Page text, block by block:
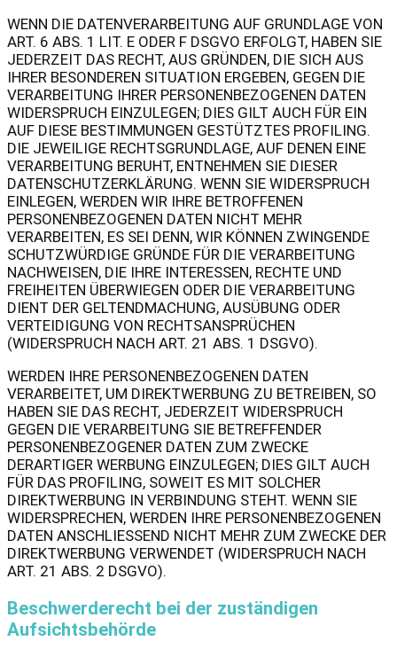
WENN DIE DATENVERARBEITUNG AUF GRUNDLAGE VON
ART. 6 ABS. 1 LIT. E ODER F DSGVO ERFOLGT, HABEN SIE
JEDERZEIT DAS RECHT, AUS GRÜNDEN, DIE SICH AUS
IHRER BESONDEREN SITUATION ERGEBEN, GEGEN DIE
VERARBEITUNG IHRER PERSONENBEZOGENEN DATEN
WIDERSPRUCH EINZULEGEN; DIES GILT AUCH FÜR EIN
AUF DIESE BESTIMMUNGEN GESTÜTZTES PROFILING.
DIE JEWEILIGE RECHTSGRUNDLAGE, AUF DENEN EINE
VERARBEITUNG BERUHT, ENTNEHMEN SIE DIESER
DATENSCHUTZERKLÄRUNG. WENN SIE WIDERSPRUCH
EINLEGEN, WERDEN WIR IHRE BETROFFENEN
PERSONENBEZOGENEN DATEN NICHT MEHR
VERARBEITEN, ES SEI DENN, WIR KÖNNEN ZWINGENDE
SCHUTZWÜRDIGE GRÜNDE FÜR DIE VERARBEITUNG
NACHWEISEN, DIE IHRE INTERESSEN, RECHTE UND
FREIHEITEN ÜBERWIEGEN ODER DIE VERARBEITUNG
DIENT DER GELTENDMACHUNG, AUSÜBUNG ODER
VERTEIDIGUNG VON RECHTSANSPRÜCHEN
(WIDERSPRUCH NACH ART. 21 ABS. 1 DSGVO).
WERDEN IHRE PERSONENBEZOGENEN DATEN
VERARBEITET, UM DIREKTWERBUNG ZU BETREIBEN, SO
HABEN SIE DAS RECHT, JEDERZEIT WIDERSPRUCH
GEGEN DIE VERARBEITUNG SIE BETREFFENDER
PERSONENBEZOGENER DATEN ZUM ZWECKE
DERARTIGER WERBUNG EINZULEGEN; DIES GILT AUCH
FÜR DAS PROFILING, SOWEIT ES MIT SOLCHER
DIREKTWERBUNG IN VERBINDUNG STEHT. WENN SIE
WIDERSPRECHEN, WERDEN IHRE PERSONENBEZOGENEN
DATEN ANSCHLIESSEND NICHT MEHR ZUM ZWECKE DER
DIREKTWERBUNG VERWENDET (WIDERSPRUCH NACH
ART. 21 ABS. 2 DSGVO).
Beschwerde­recht bei der zuständigen
Aufsichts­behörde